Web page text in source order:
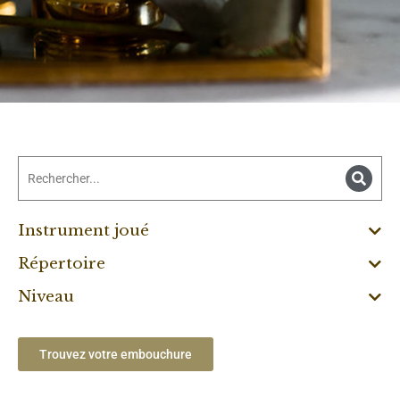
Instrument joué
Répertoire
Niveau
Trouvez votre embouchure